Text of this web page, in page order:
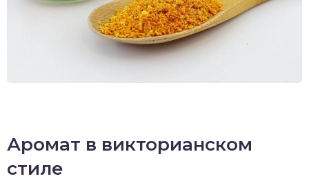
Аромат в викторианском
стиле